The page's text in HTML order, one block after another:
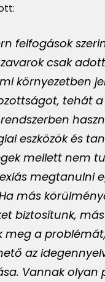
felfogások
csak adott
környezetben
tehát a
eszközök és
mellett nem
megtanulni
más
biztosítunk,
meg a
az
Vannak olyan